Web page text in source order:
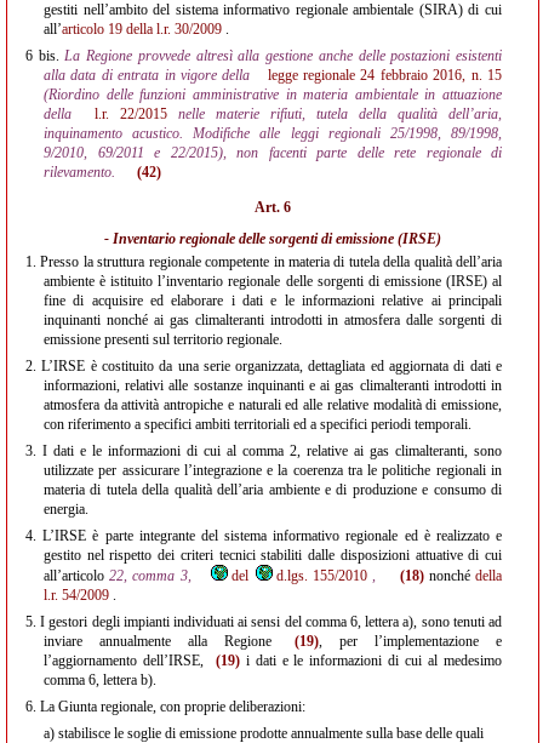
gestiti nell’ambito del sistema informativo regionale ambientale (SIRA) di cui
all’articolo 19 della l.r. 30/2009 .
6 bis.La Regione provvede altresì alla gestione anche delle postazioni esistenti
alla data di entrata in vigore della
legge regionale 24 febbraio 2016, n. 15
(Riordino delle funzioni amministrative in materia ambientale in attuazione
della
l.r. 22/2015
nelle materie rifiuti, tutela della qualità dell’aria,
inquinamento acustico. Modifiche alle leggi regionali 25/1998, 89/1998,
9/2010, 69/2011 e 22/2015), non facenti parte delle rete regionale di
rilevamento.
(42)
Art. 6
- Inventario regionale delle sorgenti di emissione (IRSE)
1.Presso la struttura regionale competente in materia di tutela della qualità dell’aria
ambiente è istituito l’inventario regionale delle sorgenti di emissione (IRSE) al
fine di acquisire ed elaborare i dati e le informazioni relative ai principali
inquinanti nonché ai gas climalteranti introdotti in atmosfera dalle sorgenti di
emissione presenti sul territorio regionale.
2.L’IRSE è costituito da una serie organizzata, dettagliata ed aggiornata di dati e
informazioni, relativi alle sostanze inquinanti e ai gas climalteranti introdotti in
atmosfera da attività antropiche e naturali ed alle relative modalità di emissione,
con riferimento a specifici ambiti territoriali ed a specifici periodi temporali.
3. I dati e le informazioni di cui al comma 2, relative ai gas climalteranti, sono
utilizzate per assicurare l’integrazione e la coerenza tra le politiche regionali in
materia di tutela della qualità dell’aria ambiente e di produzione e consumo di
energia.
4.L’IRSE è parte integrante del sistema informativo regionale ed è realizzato e
gestito nel rispetto dei criteri tecnici stabiliti dalle disposizioni attuative di cui
all’articolo22, comma 3, del d.lgs. 155/2010 , (18)nonchédella
l.r. 54/2009 .
5.I gestori degli impianti individuati ai sensi del comma 6, lettera a), sono tenuti ad
inviare annualmente alla Regione
(19), per l’implementazione e
l’aggiornamento dell’IRSE,
(19)i dati e le informazioni di cui al medesimo
comma 6, lettera b).
6. La Giunta regionale, con proprie deliberazioni:
a) stabilisce le soglie di emissione prodotte annualmente sulla base delle quali